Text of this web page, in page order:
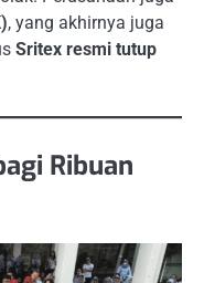
, yang akhirnya juga
Sritex resmi tutup
Ribuan